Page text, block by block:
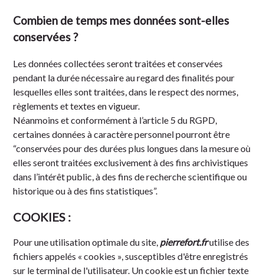
Combien de temps mes données sont-elles
conservées ?
Les données collectées seront traitées et conservées
pendant la durée nécessaire au regard des finalités pour
lesquelles elles sont traitées, dans le respect des normes,
règlements et textes en vigueur.
Néanmoins et conformément à l’article 5 du RGPD,
certaines données à caractère personnel pourront être
“conservées pour des durées plus longues dans la mesure où
elles seront traitées exclusivement à des fins archivistiques
dans l’intérêt public, à des fins de recherche scientifique ou
historique ou à des fins statistiques”.
COOKIES :
Pour une utilisation optimale du site, pierrefort.frutilise des
fichiers appelés « cookies », susceptibles d'être enregistrés
sur le terminal de l'utilisateur. Un cookie est un fichier texte